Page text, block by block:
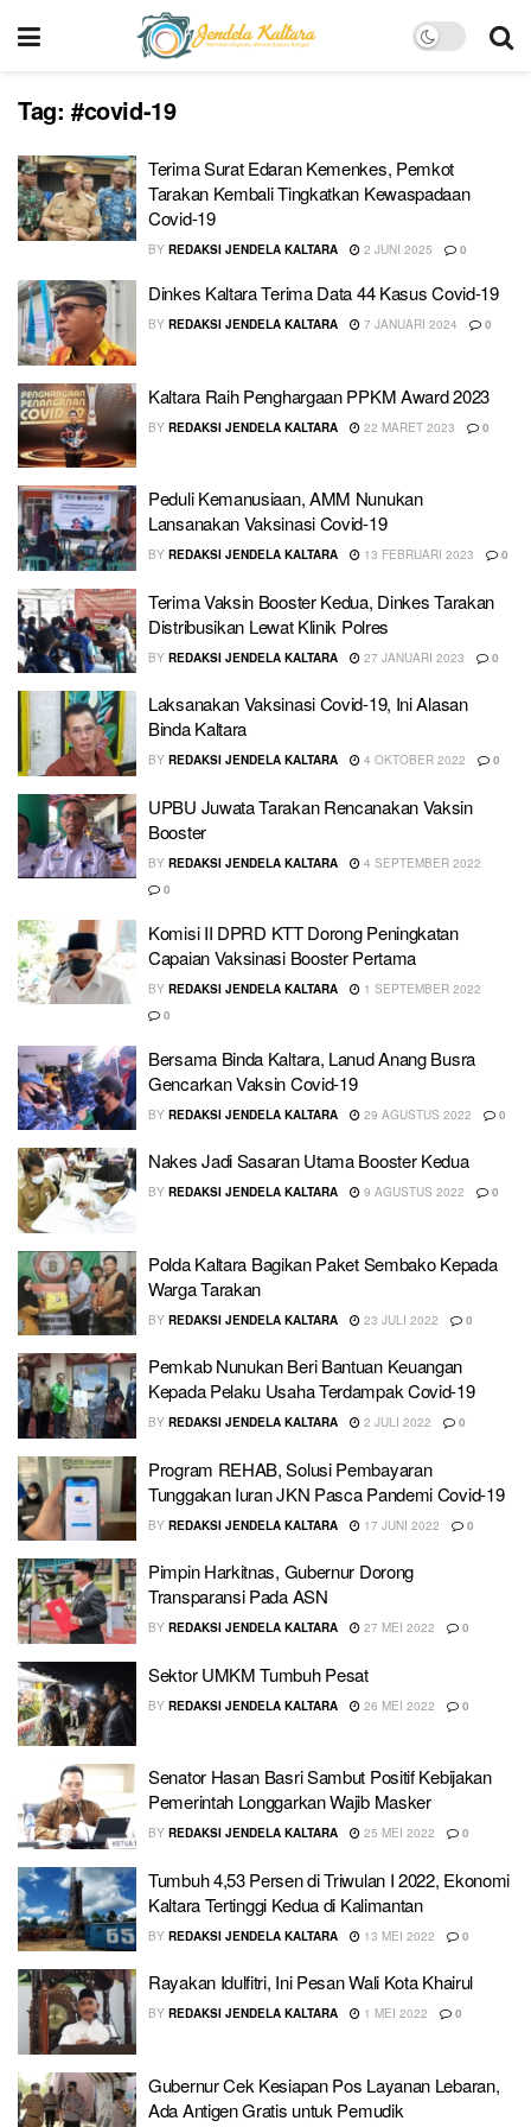
Tag: #covid-19
Terima Surat Edaran Kemenkes, Pemkot
Tarakan Kembali Tingkatkan Kewaspadaan
Covid-19
BY REDAKSI JENDELA KALTARA 2 JUNI 2025 0
Dinkes Kaltara Terima Data 44 Kasus Covid-19
BY REDAKSI JENDELA KALTARA 7 JANUARI 2024 0
Kaltara Raih Penghargaan PPKM Award 2023
BY REDAKSI JENDELA KALTARA 22 MARET 2023 0
Peduli Kemanusiaan, AMM Nunukan
Lansanakan Vaksinasi Covid-19
BY REDAKSI JENDELA KALTARA 13 FEBRUARI 2023 0
Terima Vaksin Booster Kedua, Dinkes Tarakan
Distribusikan Lewat Klinik Polres
BY REDAKSI JENDELA KALTARA 27 JANUARI 2023 0
Laksanakan Vaksinasi Covid-19, Ini Alasan
Binda Kaltara
BY REDAKSI JENDELA KALTARA 4 OKTOBER 2022 0
UPBU Juwata Tarakan Rencanakan Vaksin
Booster
BY REDAKSI JENDELA KALTARA
4 SEPTEMBER 2022
0
Komisi II DPRD KTT Dorong Peningkatan
Capaian Vaksinasi Booster Pertama
BY REDAKSI JENDELA KALTARA
1 SEPTEMBER 2022
0
Bersama Binda Kaltara, Lanud Anang Busra
Gencarkan Vaksin Covid-19
BY REDAKSI JENDELA KALTARA 29 AGUSTUS 2022 0
Nakes Jadi Sasaran Utama Booster Kedua
BY REDAKSI JENDELA KALTARA 9 AGUSTUS 2022 0
Polda Kaltara Bagikan Paket Sembako Kepada
Warga Tarakan
BY REDAKSI JENDELA KALTARA 23 JULI 2022 0
Pemkab Nunukan Beri Bantuan Keuangan
Kepada Pelaku Usaha Terdampak Covid-19
BY REDAKSI JENDELA KALTARA 2 JULI 2022 0
Program REHAB, Solusi Pembayaran
Tunggakan Iuran JKN Pasca Pandemi Covid-19
BY REDAKSI JENDELA KALTARA 17 JUNI 2022 0
Pimpin Harkitnas, Gubernur Dorong
Transparansi Pada ASN
BY REDAKSI JENDELA KALTARA 27 MEI 2022 0
Sektor UMKM Tumbuh Pesat
BY REDAKSI JENDELA KALTARA 26 MEI 2022 0
Senator Hasan Basri Sambut Positif Kebijakan
Pemerintah Longgarkan Wajib Masker
BY REDAKSI JENDELA KALTARA 25 MEI 2022 0
Tumbuh 4,53 Persen di Triwulan I 2022, Ekonomi
Kaltara Tertinggi Kedua di Kalimantan
BY REDAKSI JENDELA KALTARA 13 MEI 2022 0
Rayakan Idulfitri, Ini Pesan Wali Kota Khairul
BY REDAKSI JENDELA KALTARA 1 MEI 2022 0
Gubernur Cek Kesiapan Pos Layanan Lebaran,
Ada Antigen Gratis untuk Pemudik